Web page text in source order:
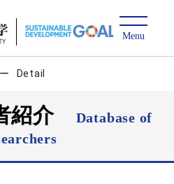
Detail
紹介
Database of